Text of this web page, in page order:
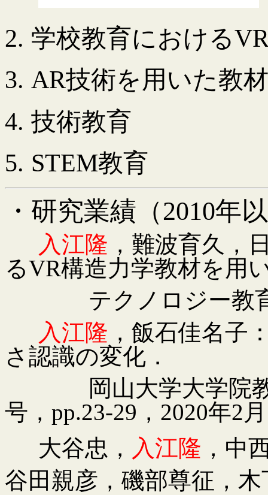
2. 学校教育における
3. AR技術を用いた教
4. 技術教育
5. STEM教育
・研究業績（2010年
入江隆 ，難波育久，
るVR構造力学教材を用
テクノロジー教
入江隆 ，飯石佳名子
さ認識の変化．
岡山大学大学院
号， pp.23-29 ， 2020年2 月
大谷忠， 入江隆 ，中
谷田親彦，磯部尊征，